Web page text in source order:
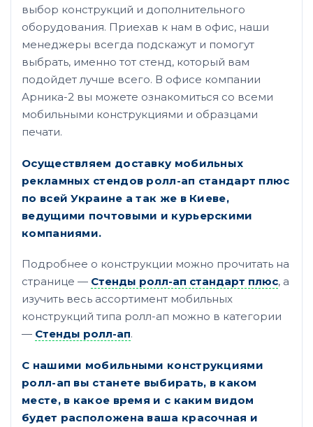
выбор конструкций и дополнительного
оборудования. Приехав к нам в офис, наши
менеджеры всегда подскажут и помогут
выбрать, именно тот стенд, который вам
подойдет лучше всего. В офисе компании
Арника-2 вы можете ознакомиться со всеми
мобильными конструкциями и образцами
печати.
Осуществляем доставку мобильных
рекламных стендов ролл-ап стандарт плюс
по всей Украине а так же в Киеве,
ведущими почтовыми и курьерскими
компаниями.
Подробнее о конструкции можно прочитать на
странице — Стенды ролл-ап стандарт плюс, а
изучить весь ассортимент мобильных
конструкций типа ролл-ап можно в категории
— Стенды ролл-ап.
С нашими мобильными конструкциями
ролл-ап вы станете выбирать, в каком
месте, в какое время и с каким видом
будет расположена ваша красочная и